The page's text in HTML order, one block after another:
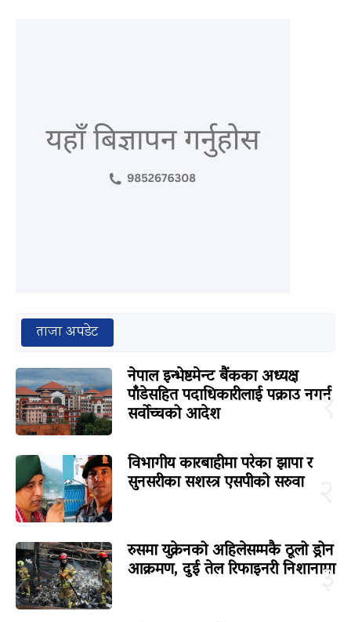
ताजा अपडेट
१
नेपाल इन्भेष्टमेन्ट बैंकका अध्यक्ष
पाँडेसहित पदाधिकारीलाई पक्राउ नगर्न
सर्वोच्चको आदेश
विभागीय कारबाहीमा परेका झापा र
सुनसरीका सशस्त्र एसपीको सरुवा
३
रुसमा युक्रेनको अहिलेसम्मकै ठूलो ड्रोन
आक्रमण, दुई तेल रिफाइनरी निशानामा